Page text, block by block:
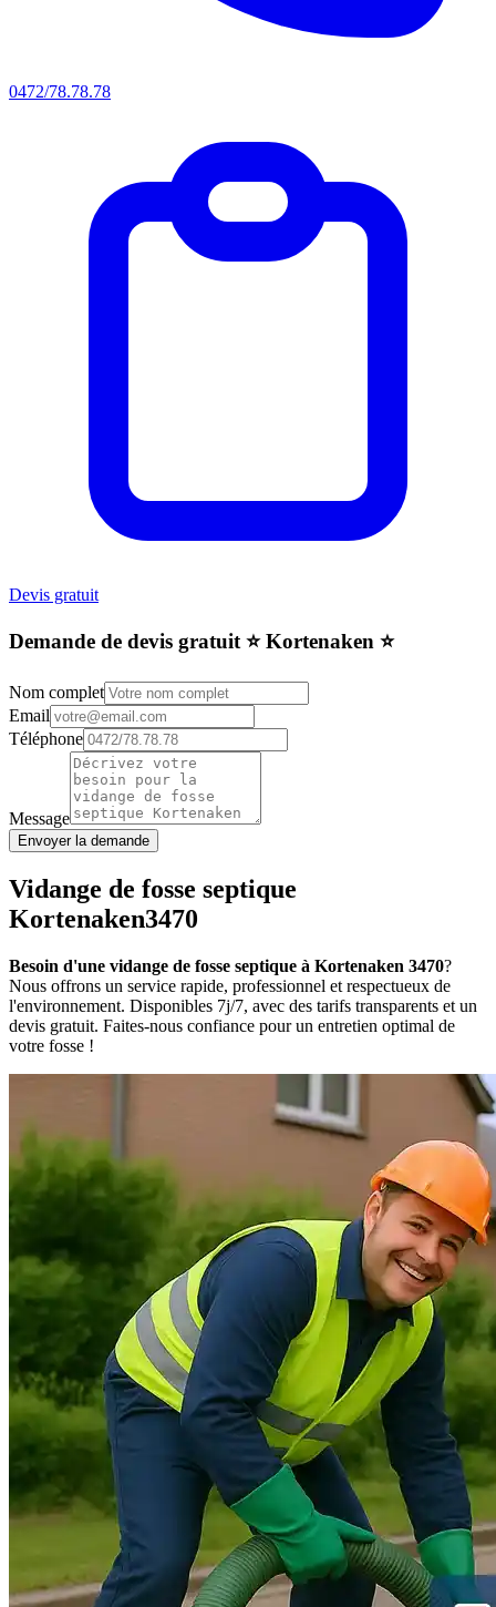
0472/78.78.78
Devis gratuit
Demande de devis gratuit ⭐️ Kortenaken ⭐️
Nom complet
Email
Téléphone
Message
Envoyer la demande
Vidange de fosse septique
Kortenaken3470
Besoin d'une vidange de fosse septique à Kortenaken 3470?
Nous offrons un service rapide, professionnel et respectueux de
l'environnement. Disponibles 7j/7, avec des tarifs transparents et un
devis gratuit. Faites-nous confiance pour un entretien optimal de
votre fosse !